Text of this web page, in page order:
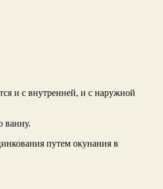
и с внутренней, и с наружной
ванну.
путем окунания в